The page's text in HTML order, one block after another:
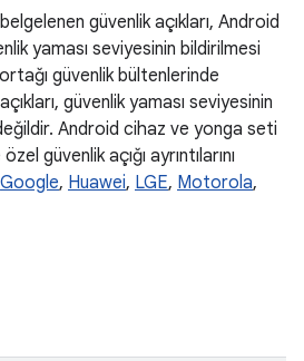
güvenlik açıkları, Android
yaması seviyesinin bildirilmesi
güvenlik bültenlerinde
güvenlik yaması seviyesinin
Android cihaz ve yonga seti
güvenlik açığı ayrıntılarını
Google, Huawei, LGE, Motorola,